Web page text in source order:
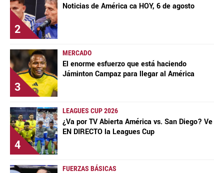
2
Noticias de América ca HOY, 6 de agosto
3
MERCADO
El enorme esfuerzo que está haciendo
Jáminton Campaz para llegar al América
4
LEAGUES CUP 2026
¿Va por TV Abierta América vs. San Diego? Ve
EN DIRECTO la Leagues Cup
FUERZAS BÁSICAS